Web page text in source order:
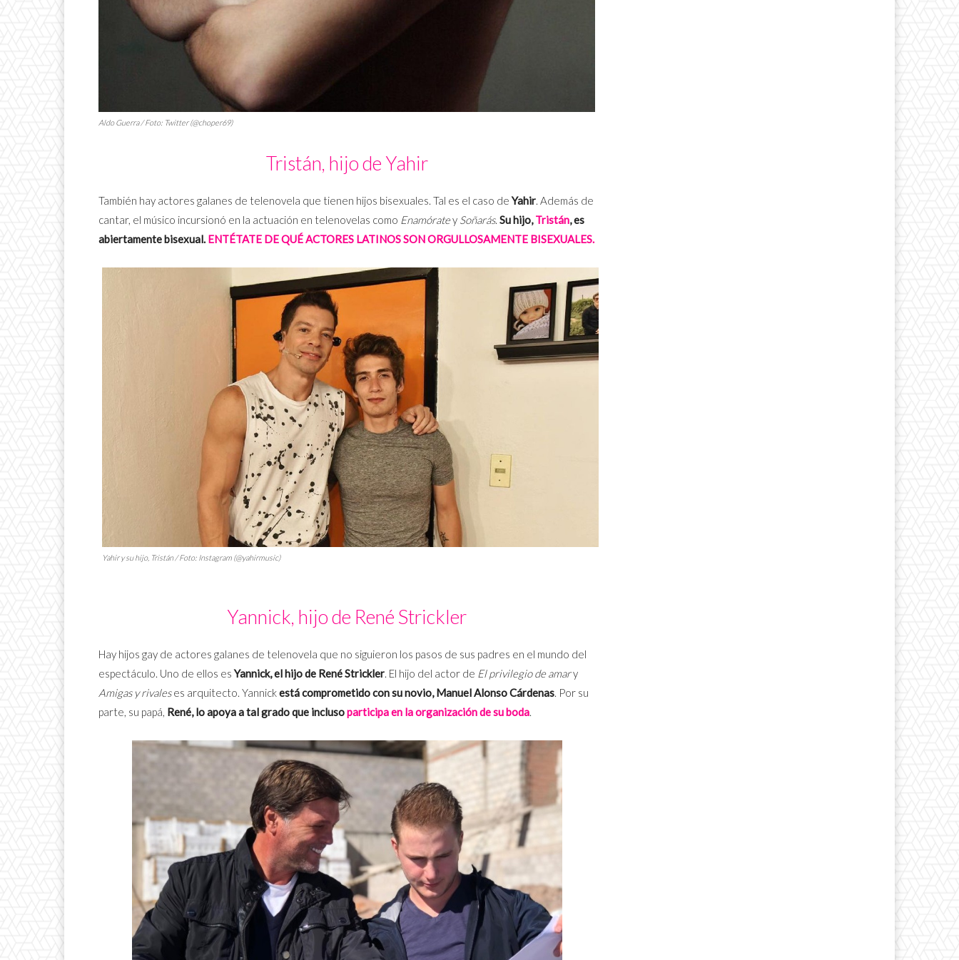
Aldo Guerra / Foto: Twitter (@choper69)
Tristán, hijo de Yahir
También hay actores galanes de telenovela que tienen hijos bisexuales. Tal es el caso deYahir. Además de
cantar, el músico incursionó en la actuación en telenovelas como Enamóratey Soñarás. Su hijo,Tristán, es
abiertamente bisexual. ENTÉTATE DE QUÉ ACTORES LATINOS SON ORGULLOSAMENTE BISEXUALES.
Yahir y su hijo, Tristán / Foto: Instagram (@yahirmusic)
Yannick, hijo de René Strickler
Hay hijos gay de actores galanes de telenovela que no siguieron los pasos de sus padres en el mundo del
espectáculo. Uno de ellos esYannick, el hijo de René Strickler . El hijo del actor de El privilegio de amary
Amigas y rivaleses arquitecto. Yannickestá comprometido con su novio, Manuel Alonso Cárdenas . Por su
parte, su papá, René, lo apoya a tal grado que inclusoparticipa en la organización de su boda